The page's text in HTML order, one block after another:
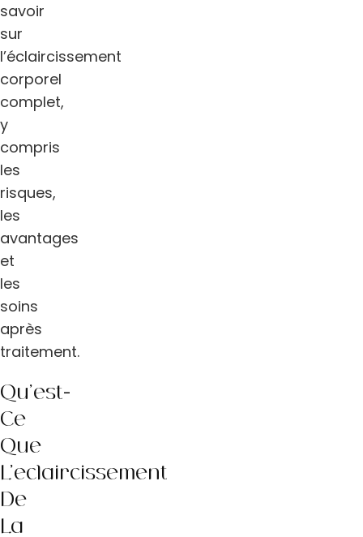
savoir
sur
l’éclaircissement
corporel
complet,
y
compris
les
risques,
les
avantages
et
les
soins
après
traitement.
Qu’est-
Ce
Que
L’éclaircissement
De
La